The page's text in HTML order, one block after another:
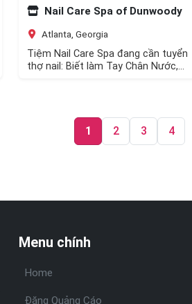
Nail Care Spa of Dunwoody
Atlanta, Georgia
Tiệm Nail Care Spa đang cần tuyển
thợ nail: Biết làm Tay Chân Nước,
1 2 3 4
Menu chính
Home
Đăng Quảng Cáo